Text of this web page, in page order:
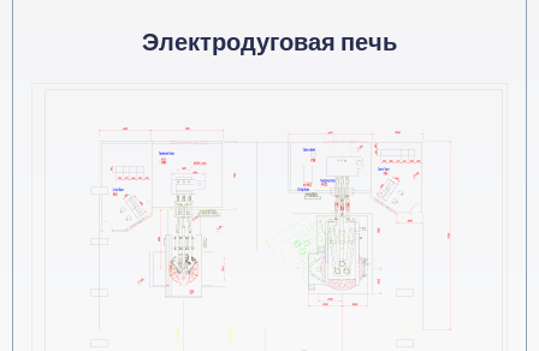
Электродуговая печь